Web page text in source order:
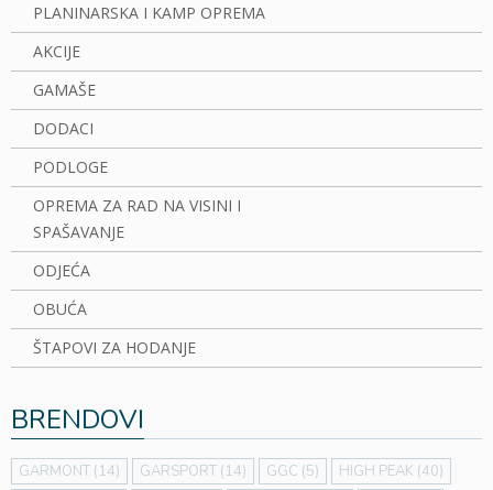
PLANINARSKA I KAMP OPREMA
AKCIJE
GAMAŠE
DODACI
PODLOGE
OPREMA ZA RAD NA VISINI I
SPAŠAVANJE
ODJEĆA
OBUĆA
ŠTAPOVI ZA HODANJE
BRENDOVI
GARMONT (14) GARSPORT (14) GGC (5) HIGH PEAK (40)